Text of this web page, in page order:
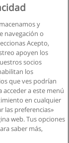
y
navegación o
Acepto,
apoyen los
socios
los
que ves podrían
acceder a este menú
en cualquier
las preferencias»
web. Tus opciones
saber más,